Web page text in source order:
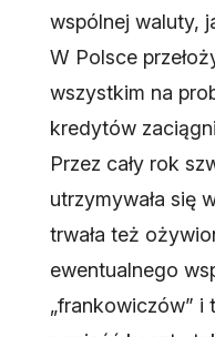
wspólnej waluty,
W Polsce
wszystkim na
kredytów
Przez cały rok
utrzymywała się
trwała też
ewentualnego
„frankowiczów” i